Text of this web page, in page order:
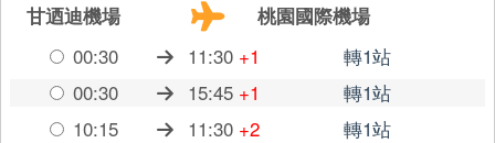
甘迺迪機場
桃園國際機場
00:30
11:30 +1
轉1站
00:30
15:45 +1
轉1站
10:15
11:30 +2 轉1站